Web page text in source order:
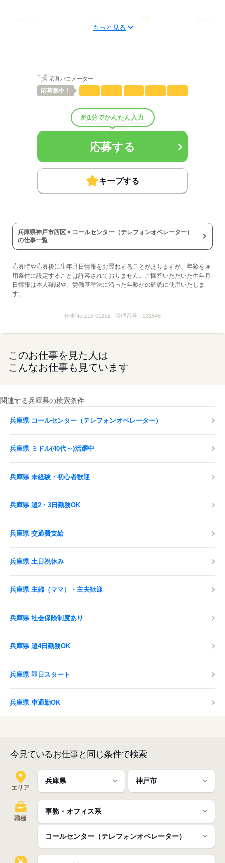
応募する
もっと見る
応募バロメーター
応募集中！
約1分でかんたん入力
応募する
キープする
兵庫県神戸市西区 × コールセンター（テレフォンオペレーター）
の仕事一覧
応募時や応募後に生年月日情報をお尋ねすることがありますが、年齢を雇
用条件に設定することは許容されておりません。ご回答いただいた生年月
日情報は本人確認や、労働基準法に沿った年齢かの確認に使用いたしま
す。
仕事No. Z16-01252 管理番号： 231646
このお仕事を見た人は
こんなお仕事も見ています
関連する兵庫県の検索条件
兵庫県 コールセンター（テレフォンオペレーター）
兵庫県 ミドル(40代～)活躍中
兵庫県 未経験・初心者歓迎
兵庫県 週2・3日勤務OK
兵庫県 交通費支給
兵庫県 土日祝休み
兵庫県 主婦（ママ）・主夫歓迎
兵庫県 社会保険制度あり
兵庫県 週4日勤務OK
兵庫県 即日スタート
兵庫県 車通勤OK
今見ているお仕事と同じ条件で検索
エリア
職種